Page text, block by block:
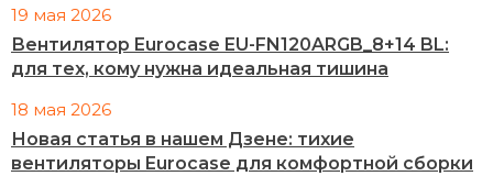
19 мая 2026
Вентилятор Eurocase EU-FN120ARGB_8+14 BL:
для тех, кому нужна идеальная тишина
18 мая 2026
Новая статья в нашем Дзене: тихие
вентиляторы Eurocase для комфортной сборки